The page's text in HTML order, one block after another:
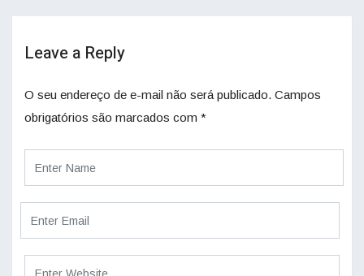
Leave a Reply
O seu endereço de e-mail não será publicado. Campos
obrigatórios são marcados com *